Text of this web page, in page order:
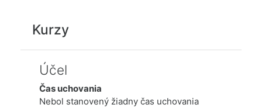
Kurzy
Účel
Čas uchovania
Nebol stanovený žiadny čas uchovania